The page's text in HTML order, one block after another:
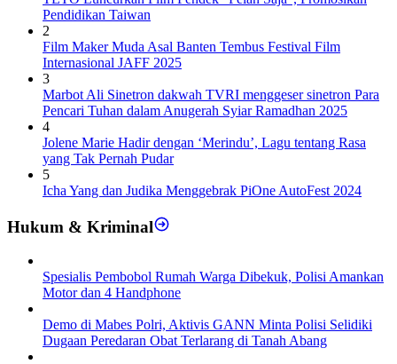
Pendidikan Taiwan
2
Film Maker Muda Asal Banten Tembus Festival Film
Internasional JAFF 2025
3
Marbot Ali Sinetron dakwah TVRI menggeser sinetron Para
Pencari Tuhan dalam Anugerah Syiar Ramadhan 2025
4
Jolene Marie Hadir dengan ‘Merindu’, Lagu tentang Rasa
yang Tak Pernah Pudar
5
Icha Yang dan Judika Menggebrak PiOne AutoFest 2024
Hukum & Kriminal
Spesialis Pembobol Rumah Warga Dibekuk, Polisi Amankan
Motor dan 4 Handphone
Demo di Mabes Polri, Aktivis GANN Minta Polisi Selidiki
Dugaan Peredaran Obat Terlarang di Tanah Abang